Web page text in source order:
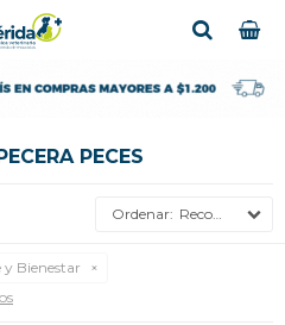
PECES
Recomendados
y Bienestar